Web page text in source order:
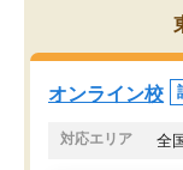
うちの子は、初
オンラインツー
共有があり宿題
でした。
オンライン校
対応エリア 全